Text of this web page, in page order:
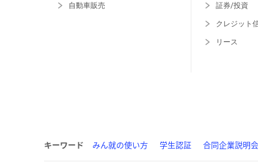
自動車販売 証券/投資
クレジット
リース
キーワード みん就の使い方 学生認証 合同企業説明会